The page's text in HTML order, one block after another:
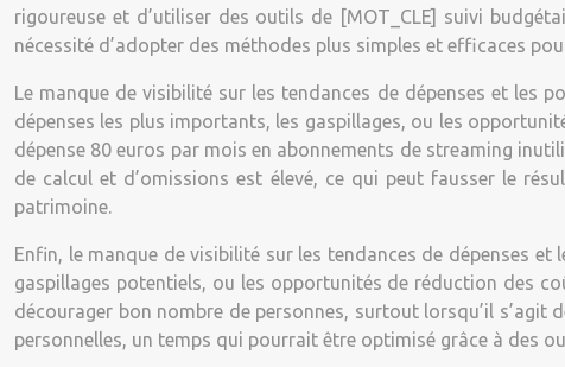
rigoureuse et d’utiliser des outils de [MOT_CLE] suivi
nécessité d’adopter des méthodes plus simples et efficaces
Le manque de visibilité sur les tendances de dépenses et les
dépenses les plus importants, les gaspillages, ou les
dépense 80 euros par mois en abonnements de streaming
de calcul et d’omissions est élevé, ce qui peut fausser le
patrimoine.
Enfin, le manque de visibilité sur les tendances de dépenses
gaspillages potentiels, ou les opportunités de réduction des
décourager bon nombre de personnes, surtout lorsqu’il s’agit
personnelles, un temps qui pourrait être optimisé grâce à des